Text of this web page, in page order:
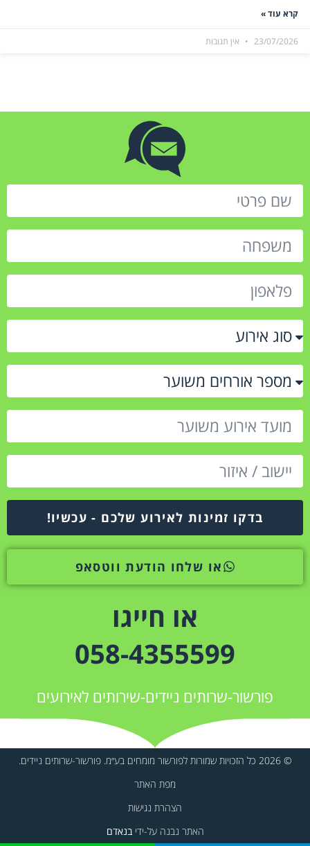
קרא עוד »
23/07/2026 אין תגובות
בדקו זמינות לאירוע שלכם - עכשיו!
או שלחו הודעת ווטסאפ
או חייגו
058-4355599
פורשור-שרותים ניידים-שירותים לאירועים
© 2026 כל הזכויות שמורות לפורשור מומחים בע״מ. פורשור-שרותים ניידים.
מפת האתר
הצהרת נגישות
האתר נבנה על-ידיבנאדם